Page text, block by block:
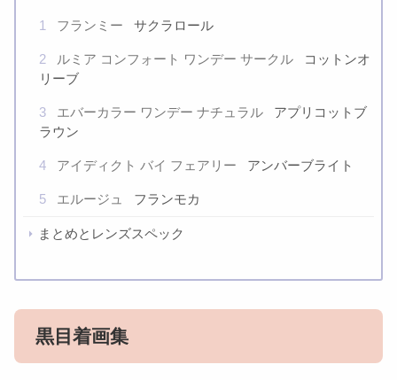
1 フランミー サクラロール
2 ルミア コンフォート ワンデー サークル
コットンオ
リーブ
3 エバーカラー ワンデー ナチュラル
アプリコットブ
ラウン
4 アイディクト バイ フェアリー アンバーブライト
5 エルージュ フランモカ
まとめとレンズスペック
黒目着画集